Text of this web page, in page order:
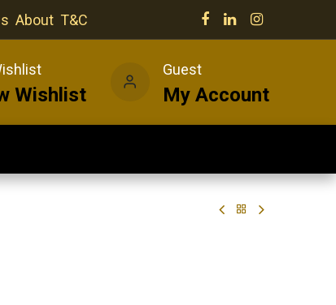
About T&C
Wishlist
Guest
My Account